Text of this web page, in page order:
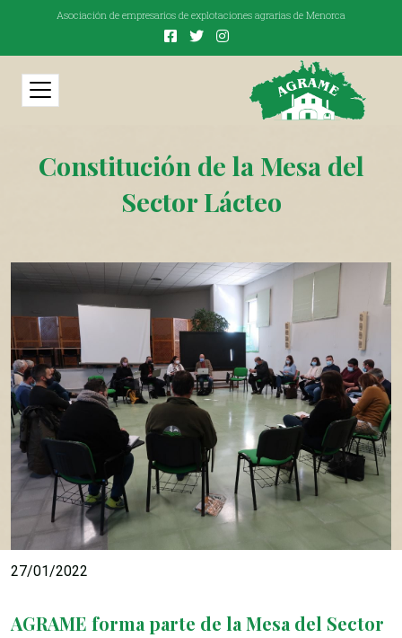
Asociación de empresarios de explotaciones agrarias de Menorca
Constitución de la Mesa del
Sector Lácteo
27/01/2022
AGRAME forma parte de la Mesa del Sector